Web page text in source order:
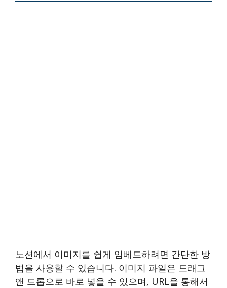
노션에서 이미지를 쉽게 임베드하려면 간단한 방
법을 사용할 수 있습니다. 이미지 파일은 드래그
앤 드롭으로 바로 넣을 수 있으며, URL을 통해서